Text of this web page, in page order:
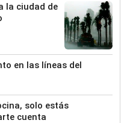
la ciudad de
en las líneas del
solo estás
cuenta